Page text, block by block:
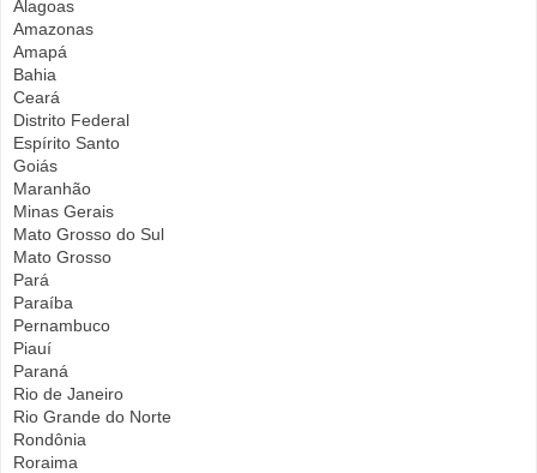
Alagoas
Amazonas
Amapá
Bahia
Ceará
Distrito Federal
Espírito Santo
Goiás
Maranhão
Minas Gerais
Mato Grosso do Sul
Mato Grosso
Pará
Paraíba
Pernambuco
Piauí
Paraná
Rio de Janeiro
Rio Grande do Norte
Rondônia
Roraima